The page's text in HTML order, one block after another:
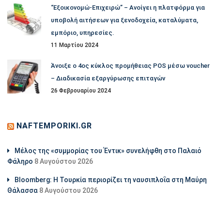
“Εξοικονομώ-Επιχειρώ” – Ανοίγει η πλατφόρμα για
υποβολή αιτήσεων για ξενοδοχεία, καταλύματα,
εμπόριο, υπηρεσίες.
11 Μαρτίου 2024
Άνοιξε ο 4ος κύκλος προμήθειας POS μέσω voucher
– Διαδικασία εξαργύρωσης επιταγών
26 Φεβρουαρίου 2024
NAFTEMPORIKI.GR
Μέλος της «συμμορίας του Έντικ» συνελήφθη στο Παλαιό
Φάληρο 8 Αυγούστου 2026
Bloomberg: Η Τουρκία περιορίζει τη ναυσιπλοΐα στη Μαύρη
Θάλασσα 8 Αυγούστου 2026